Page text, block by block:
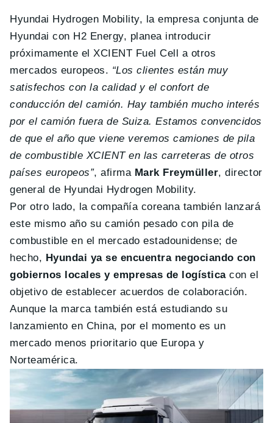
Hyundai Hydrogen Mobility, la empresa conjunta de
Hyundai con H2 Energy, planea introducir
próximamente el XCIENT Fuel Cell a otros
mercados europeos. “Los clientes están muy
satisfechos con la calidad y el confort de
conducción del camión. Hay también mucho interés
por el camión fuera de Suiza. Estamos convencidos
de que el año que viene veremos camiones de pila
de combustible XCIENT en las carreteras de otros
países europeos”, afirma Mark Freymüller, director
general de Hyundai Hydrogen Mobility.
Por otro lado, la compañía coreana también lanzará
este mismo año su camión pesado con pila de
combustible en el mercado estadounidense; de
hecho, Hyundai ya se encuentra negociando con
gobiernos locales y empresas de logísticacon el
objetivo de establecer acuerdos de colaboración.
Aunque la marca también está estudiando su
lanzamiento en China, por el momento es un
mercado menos prioritario que Europa y
Norteamérica.